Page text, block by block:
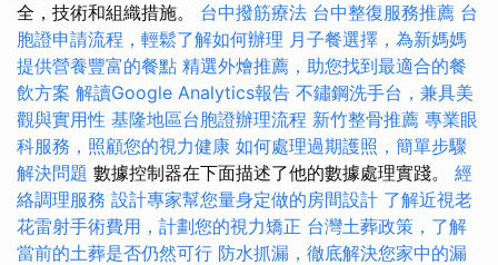
全，技術和組織措施。 台中撥筋療法 台中整復服務推薦 台
胞證申請流程，輕鬆了解如何辦理 月子餐選擇，為新媽媽
提供營養豐富的餐點 精選外燴推薦，助您找到最適合的餐
飲方案 解讀Google Analytics報告 不鏽鋼洗手台，兼具美
觀與實用性 基隆地區台胞證辦理流程 新竹整骨推薦 專業眼
科服務，照顧您的視力健康 如何處理過期護照，簡單步驟
解決問題 數據控制器在下面描述了他的數據處理實踐。 經
絡調理服務 設計專家幫您量身定做的房間設計 了解近視老
花雷射手術費用，計劃您的視力矯正 台灣土葬政策，了解
當前的土葬是否仍然可行 防水抓漏，徹底解決您家中的漏